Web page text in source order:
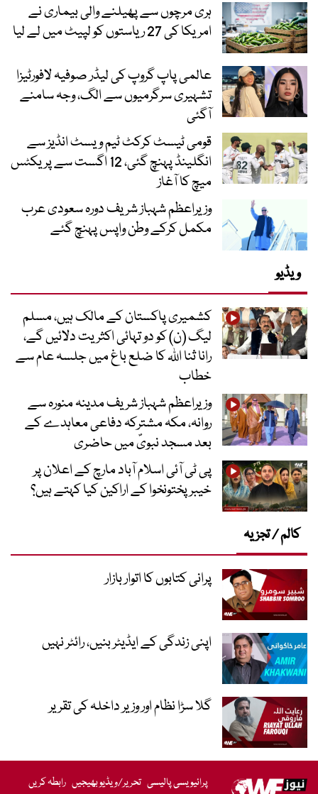
ہری مرچوں سے پھیلنے والی بیماری نے
امریکا کی 27 ریاستوں کو لپیٹ میں لے لیا
عالمی پاپ گروپ کی لیڈر صوفیہ لافورٹیزا
تشہیری سرگرمیوں سے الگ، وجہ سامنے
آگئی
قومی ٹیسٹ کرکٹ ٹیم ویسٹ انڈیز سے
انگلینڈ پہنچ گئی، 12 اگست سے پریکٹس
میچ کا آغاز
وزیراعظم شہباز شریف دورہ سعودی عرب
مکمل کرکے وطن واپس پہنچ گئے
ویڈیو
کشمیری پاکستان کے مالک ہیں، مسلم
لیگ (ن) کو دو تہائی اکثریت دلائیں گے،
رانا ثنا اللہ کا ضلع باغ میں جلسہ عام سے
خطاب
وزیراعظم شہباز شریف مدینہ منورہ سے
روانہ، مکہ مشترکہ دفاعی معاہدے کے
بعد مسجد نبویؐ میں حاضری
پی ٹی آئی اسلام آباد مارچ کے اعلان پر
خیبر پختونخوا کے اراکین کیا کہتے ہیں؟
کالم / تجزیہ
پرانی کتابوں کا اتوار بازار
اپنی زندگی کے ایڈیٹر بنیں، رائٹر نہیں
گلا سڑا نظام اور وزیر داخلہ کی تقریر
پرائیویسی پالیسی تحریر/ویڈیو بھیجیں رابطہ کریں